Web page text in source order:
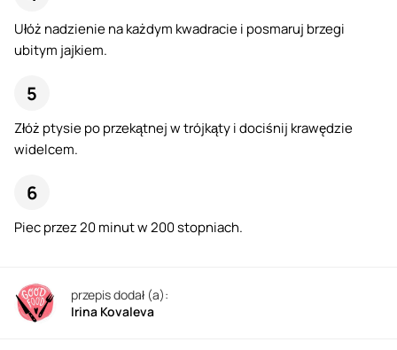
Ułóż nadzienie na każdym kwadracie i posmaruj brzegi
ubitym jajkiem.
Złóż ptysie po przekątnej w trójkąty i dociśnij krawędzie
widelcem.
Piec przez 20 minut w 200 stopniach.
przepis dodał (a):
Irina Kovaleva